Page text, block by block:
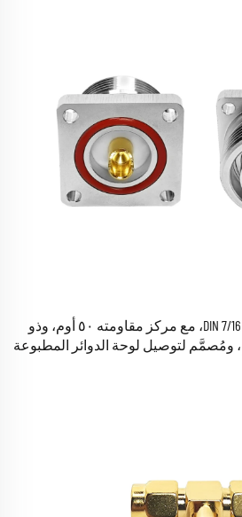
موصل L29 أنثى من نوع 7/16 DIN، مع مركز مقاومته ٥٠ أوم، وذو
ومُصمَّم لتوصيل لوحة الدوائر المطبوعة